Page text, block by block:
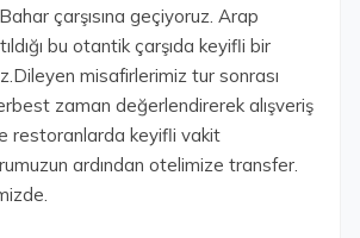
çarşısına geçiyoruz. Arap
bu otantik çarşıda keyifli bir
misafirlerimiz tur sonrası
zaman değerlendirerek alışveriş
restoranlarda keyifli vakit
ardından otelimize transfer.